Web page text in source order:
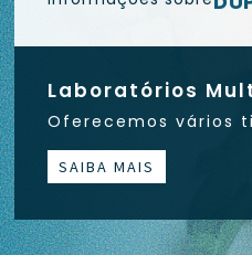
Laboratórios
Oferecemos vários
SAIBA MAIS